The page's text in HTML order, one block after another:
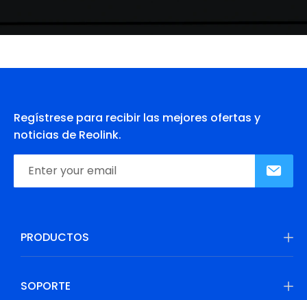
Regístrese para recibir las mejores ofertas y
noticias de Reolink.
PRODUCTOS
SOPORTE